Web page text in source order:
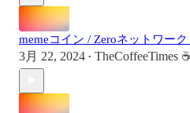
memeコイン / Zeroネットワー
3月 22, 2024 • TheCoffeeTimes